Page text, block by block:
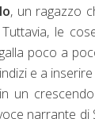
, un ragazzo
le
poco a
e a
un
narrante